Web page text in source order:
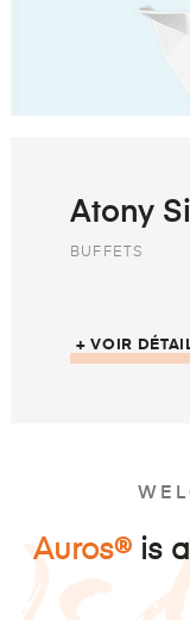
Atony
BUFFETS
+ VOIR
Auros®is a